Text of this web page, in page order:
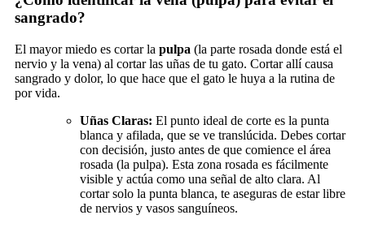
sangrado?
El mayor miedo es cortar la pulpa (la parte rosada donde está el
nervio y la vena) al cortar las uñas de tu gato. Cortar allí causa
sangrado y dolor, lo que hace que el gato le huya a la rutina de
por vida.
Uñas Claras: El punto ideal de corte es la punta
blanca y afilada, que se ve translúcida. Debes cortar
con decisión, justo antes de que comience el área
rosada (la pulpa). Esta zona rosada es fácilmente
visible y actúa como una señal de alto clara. Al
cortar solo la punta blanca, te aseguras de estar libre
de nervios y vasos sanguíneos.